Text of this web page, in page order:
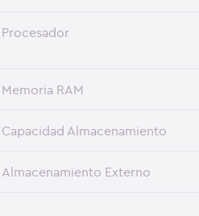
Procesador
Memoria RAM
Capacidad Almacenamiento
Almacenamiento Externo